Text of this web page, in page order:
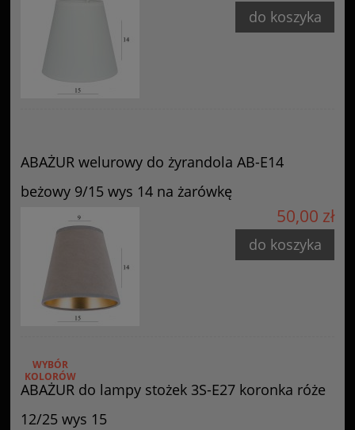
do koszyka
ABAŻUR welurowy do żyrandola AB-E14
beżowy 9/15 wys 14 na żarówkę
50,00 zł
do koszyka
ABAŻUR do lampy stożek 3S-E27 koronka róże
12/25 wys 15
WYBÓR
KOLORÓW